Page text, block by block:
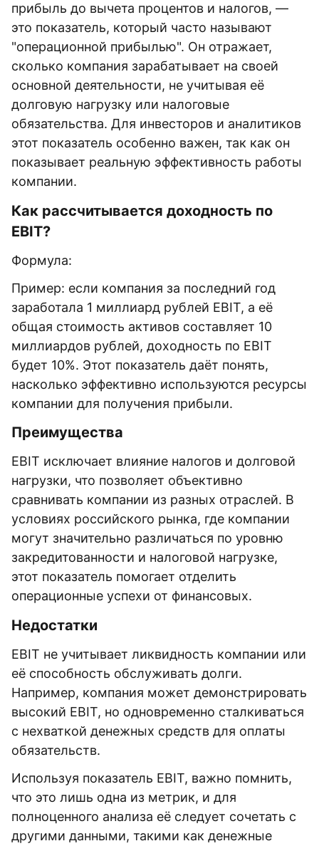
прибыль до вычета процентов и налогов, —
это показатель, который часто называют
"операционной прибылью". Он отражает,
сколько компания зарабатывает на своей
основной деятельности, не учитывая её
долговую нагрузку или налоговые
обязательства. Для инвесторов и аналитиков
этот показатель особенно важен, так как он
показывает реальную эффективность работы
компании.
Как рассчитывается доходность по
EBIT?
Формула:
Пример: если компания за последний год
заработала 1 миллиард рублей EBIT, а её
общая стоимость активов составляет 10
миллиардов рублей, доходность по EBIT
будет 10%. Этот показатель даёт понять,
насколько эффективно используются ресурсы
компании для получения прибыли.
Преимущества
EBIT исключает влияние налогов и долговой
нагрузки, что позволяет объективно
сравнивать компании из разных отраслей. В
условиях российского рынка, где компании
могут значительно различаться по уровню
закредитованности и налоговой нагрузке,
этот показатель помогает отделить
операционные успехи от финансовых.
Недостатки
EBIT не учитывает ликвидность компании или
её способность обслуживать долги.
Например, компания может демонстрировать
высокий EBIT, но одновременно сталкиваться
с нехваткой денежных средств для оплаты
обязательств.
Используя показатель EBIT, важно помнить,
что это лишь одна из метрик, и для
полноценного анализа её следует сочетать с
другими данными, такими как денежные